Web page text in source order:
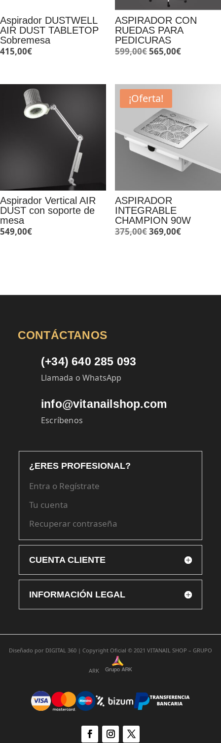
Aspirador DUSTWELL
AIR DUST TABLETOP
Sobremesa
415,00€
ASPIRADOR CON
RUEDAS PARA
PEDICURAS
599,00€El
era:
599,00€.
565,00€El
Aspirador Vertical AIR
DUST con soporte de
mesa
549,00€
¡Oferta!
ASPIRADOR
INTEGRABLE
CHAMPION 90W
375,00€El
369,00€El
CONTÁCTANOS
(+34) 640 285 093
Llamada o WhatsApp
info@vitanailshop.com
Escríbenos
¿ERES PROFESIONAL?
Entra o Regístrate
Tu cuenta
Recuperar contraseña
CUENTA CLIENTE
INFORMACIÓN LEGAL
Diseñado por DIGITAL 360 | Copyright Oficial © 2021 VITANAIL SHOP – GRUPO
ARK